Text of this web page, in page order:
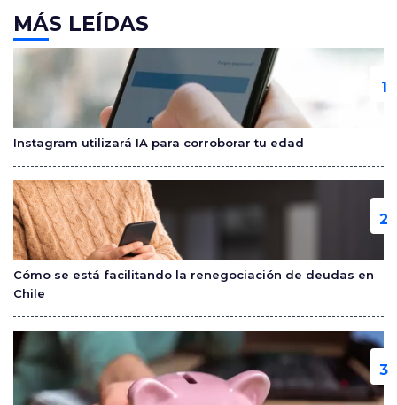
c
e
b
o
o
k
itt
er
m
p
ar
tir
MÁS LEÍDAS
Instagram utilizará IA para corroborar tu edad
Cómo se está facilitando la renegociación de deudas en
Chile